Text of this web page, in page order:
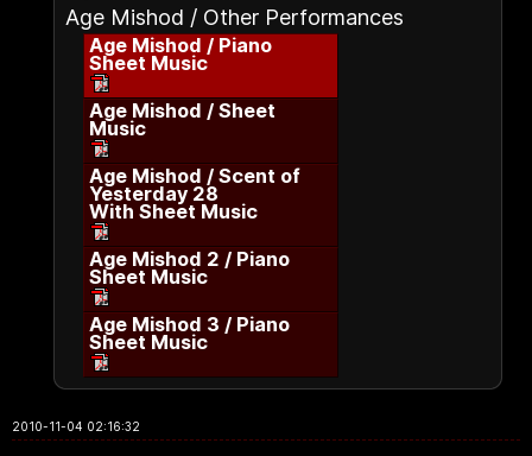
Age Mishod / Other Performances
Age Mishod / Piano
Sheet Music
Age Mishod / Sheet
Music
Age Mishod / Scent of
Yesterday 28
With Sheet Music
Age Mishod 2 / Piano
Sheet Music
Age Mishod 3 / Piano
Sheet Music
2010-11-04 02:16:32